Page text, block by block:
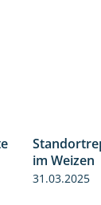
im Weizen
31.03.2025